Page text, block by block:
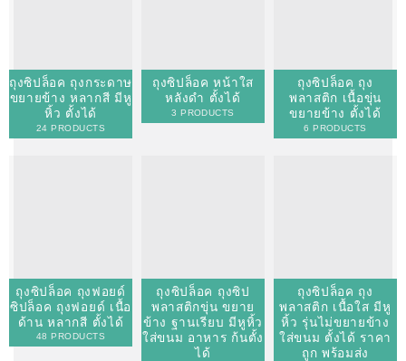
ถุงซิปล็อค ถุงกระดาษ
ขยายข้าง หลากสี มีหู
หิ้ว ตั้งได้
24 PRODUCTS
ถุงซิปล็อค หน้าใส
หลังดำ ตั้งได้
3 PRODUCTS
ถุงซิปล็อค ถุง
พลาสติก เนื้อขุ่น
ขยายข้าง ตั้งได้
6 PRODUCTS
ถุงซิปล็อค ถุงฟอยด์
ซิปล็อค ถุงฟอยด์ เนื้อ
ด้าน หลากสี ตั้งได้
48 PRODUCTS
ถุงซิปล็อค ถุงซิป
พลาสติกขุ่น ขยาย
ข้าง ฐานเรียบ มีหูหิ้ว
ใส่ขนม อาหาร ก้นตั้ง
ได้
ถุงซิปล็อค ถุง
พลาสติก เนื้อใส มีหู
หิ้ว รุ่นไม่ขยายข้าง
ใส่ขนม ตั้งได้ ราคา
ถูก พร้อมส่ง